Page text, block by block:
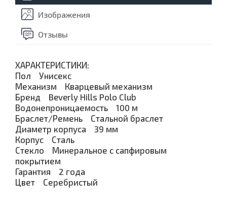
Изображения
Отзывы
ХАРАКТЕРИСТИКИ:
Пол Унисекс
Механизм Кварцевый механизм
Бренд Beverly Hills Polo Club
Водонепроницаемость 100 м
Браслет/Ремень Стальной браслет
Диаметр корпуса 39 мм
Корпус Сталь
Стекло Минеральное с сапфировым
покрытием
Гарантия 2 года
Цвет Серебристый